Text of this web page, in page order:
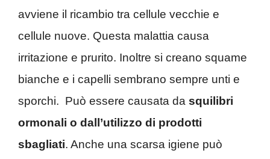
avviene il ricambio tra cellule vecchie e
cellule nuove. Questa malattia causa
irritazione e prurito. Inoltre si creano squame
bianche e i capelli sembrano sempre unti e
sporchi. Può essere causata da squilibri
ormonali o dall’utilizzo di prodotti
sbagliati. Anche una scarsa igiene può